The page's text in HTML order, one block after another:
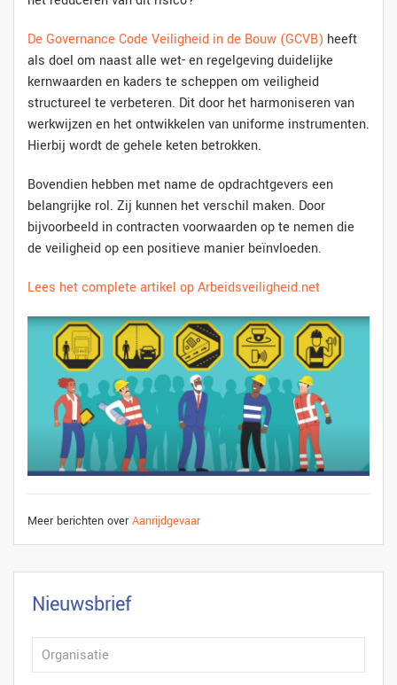
De Governance Code Veiligheid in de Bouw (GCVB) heeft
als doel om naast alle wet- en regelgeving duidelijke
kernwaarden en kaders te scheppen om veiligheid
structureel te verbeteren. Dit door het harmoniseren van
werkwijzen en het ontwikkelen van uniforme instrumenten.
Hierbij wordt de gehele keten betrokken.
Bovendien hebben met name de opdrachtgevers een
belangrijke rol. Zij kunnen het verschil maken. Door
bijvoorbeeld in contracten voorwaarden op te nemen die
de veiligheid op een positieve manier beïnvloeden.
Lees het complete artikel op Arbeidsveiligheid.net
Meer berichten over Aanrijdgevaar
Nieuwsbrief